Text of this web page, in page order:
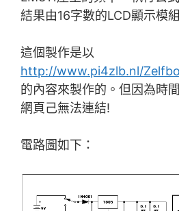
結果由16字數的LCD顯示模
這個製作是以
http://www.pi4zlb.nl/
的內容來製作的。但因為時
網頁己無法連結!
電路圖如下：